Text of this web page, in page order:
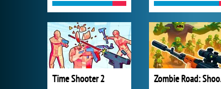
Time Shooter 2